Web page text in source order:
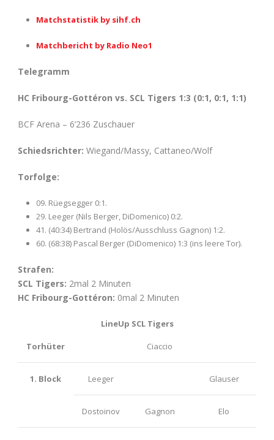
Matchstatistik by sihf.ch
Matchbericht by Radio Neo1
Telegramm
HC Fribourg-Gottéron vs. SCL Tigers 1:3 (0:1, 0:1, 1:1)
BCF Arena – 6’236 Zuschauer
Schiedsrichter: Wiegand/Massy, Cattaneo/Wolf
Torfolge:
09. Rüegsegger 0:1.
29. Leeger (Nils Berger, DiDomenico) 0:2.
41. (40:34) Bertrand (Holös/Ausschluss Gagnon) 1:2.
60. (68:38) Pascal Berger (DiDomenico) 1:3 (ins leere Tor).
Strafen:
SCL Tigers: 2mal 2 Minuten
HC Fribourg-Gottéron: 0mal 2 Minuten
LineUp SCL Tigers
Torhüter Ciaccio
1. Block Leeger Glauser
Dostoinov Gagnon Elo